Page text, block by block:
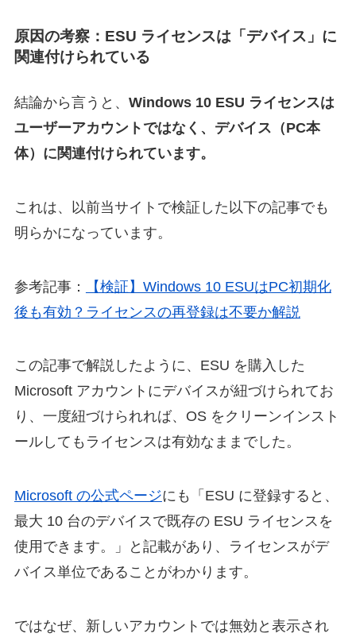
原因の考察：ESU ライセンスは「デバイス」に
関連付けられている
結論から言うと、 Windows 10 ESU ライセンスは
ユーザーアカウントではなく、デバイス（PC本
体）に関連付けられています。
これは、以前当サイトで検証した以下の記事でも
明らかになっています。
参考記事：
【検証】Windows 10 ESUはPC初期化
後も有効？ライセンスの再登録は不要か解説
この記事で解説したように、ESU を購入した
Microsoft アカウントにデバイスが紐づけられてお
り、一度紐づけられれば、OS をクリーンインスト
ールしてもライセンスは有効なままでした。
Microsoft の公式ページにも「ESU に登録すると、
最大 10 台のデバイスで既存の ESU ライセンスを
使用できます。」と記載があり、ライセンスがデ
バイス単位であることがわかります。
ではなぜ、新しいアカウントでは無効と表示され